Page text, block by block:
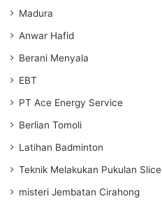
Madura
Anwar Hafid
Berani Menyala
EBT
PT Ace Energy Service
Berlian Tomoli
Latihan Badminton
Teknik Melakukan Pukulan Slice
misteri Jembatan Cirahong